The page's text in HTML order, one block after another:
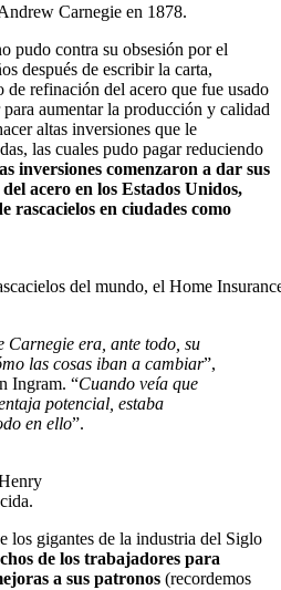
Carnegie en 1878.
pudo contra su obsesión por el
después de escribir la carta,
refinación del acero que fue usado
aumentar la producción y calidad
altas inversiones que le
las cuales pudo pagar reduciendo
inversiones comenzaron a dar sus
acero en los Estados Unidos,
rascacielos en ciudades como
del mundo, el Home
Carnegie era, ante todo, su
las cosas iban a cambiar”,
Ingram. “Cuando veía que
potencial, estaba
en ello”.
los gigantes de la industria del Siglo
de los trabajadores para
a sus patronos (recordemos